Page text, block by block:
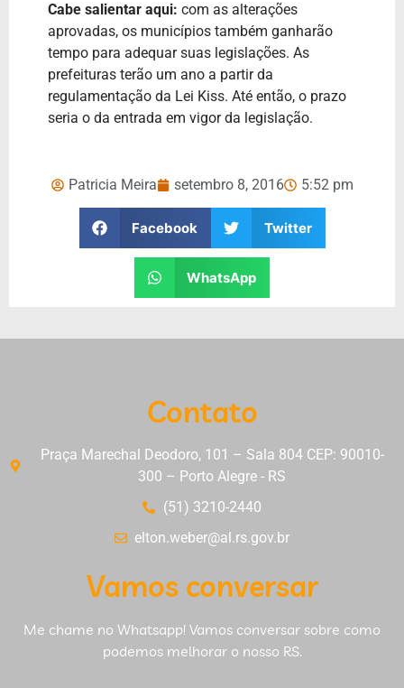
Cabe salientar aqui: com as alterações
aprovadas, os municípios também ganharão
tempo para adequar suas legislações. As
prefeituras terão um ano a partir da
regulamentação da Lei Kiss. Até então, o prazo
seria o da entrada em vigor da legislação.
Patricia Meira setembro 8, 2016 5:52 pm
Facebook Twitter
WhatsApp
Contato
Praça Marechal Deodoro, 101 – Sala 804 CEP: 90010-
300 – Porto Alegre - RS
(51) 3210-2440
elton.weber@al.rs.gov.br
Vamos conversar
Me chame no Whatsapp! Vamos conversar sobre como
podemos melhorar o nosso RS.